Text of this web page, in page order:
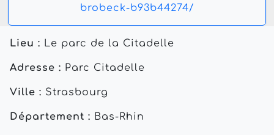
brobeck-b93b44274/
Lieu : Le parc de la Citadelle
Adresse : Parc Citadelle
Ville : Strasbourg
Département : Bas-Rhin